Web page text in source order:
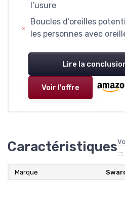
l’usure
Boucles d’oreilles
les personnes avec
Lire la
Voir l'offre
Caractéristiques →
Marque